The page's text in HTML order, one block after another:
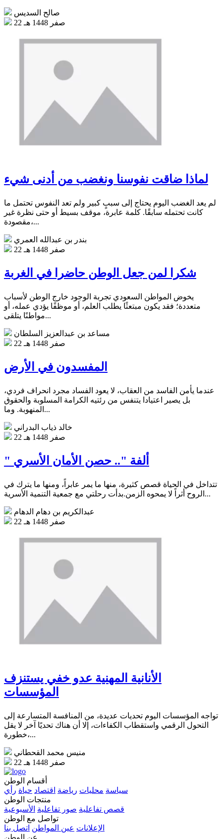
صالح السديس
22 صفر 1448 هـ
لماذا ضاقت نفوسنا ونغضب من أدنى شيء
لم يعد الغضب اليوم يحتاج إلى سببٍ كبير ولم تعد النفوس تحتمل ما
كانت تحتمله سابقًا. كلمة عابرة، موقف بسيط أو حتى نظرة غير
مقصودة،...
بندر بن عبدالله العمري
22 صفر 1448 هـ
شكرا لمن جعل الوطن حاضرا في الغربة
يخوض المواطن السعودي تجربة الوجود خارج الوطن لأسباب
متعددة؛ فقد يكون مبتعثًا يطلب العلم، أو موظفًا يؤدي عمله، أو
مواطنًا يتلقى...
مساعد بن عبدالعزيز السلطان
22 صفر 1448 هـ
المفسدون في الأرض
عندما يأمن الفاسد من العقاب، لا يعود الفساد مجرد انحراف فردي،
بل يصير اعتيادا يتنفس من رئتيه الكرامة المسلوبة والحقوق
المنهوبة. وما...
خالد ذياب البدراني
22 صفر 1448 هـ
" ألفة ".. حصن الأمان الأسري
تتداخل في الحياة قصص كثيرة، منها ما يمر عابراً، ومنها ما يترك في
الروح أثراً لا يمحوه الزمن.بدأت رحلتي مع جمعية التنمية الأسرية...
عبدالكريم بن دهام الدهام
22 صفر 1448 هـ
الأنانية المهنية عدو خفي يستنزف
المؤسسات
تواجه المؤسسات اليوم تحديات عديدة، من المنافسة المتسارعة إلى
التحول الرقمي واستقطاب الكفاءات، إلا أن هناك تحديًا آخر لا يقل
خطورة،...
منيس محمد القحطاني
22 صفر 1448 هـ
أقسام الوطن
سياسة محليات رياضة اقتصاد حياة رأي
منتجات الوطن
قصص تفاعلية صور تفاعلية الأسبوعية
تواصل مع الوطن
الإعلانات عين المواطن اتصل بنا